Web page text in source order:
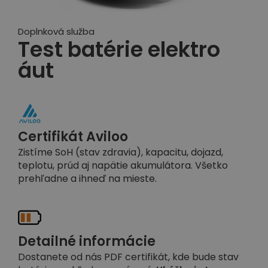
Doplnková služba
Test batérie elektro
áut
Certifikát Aviloo
Zistíme SoH (stav zdravia), kapacitu, dojazd,
teplotu, prúd aj napätie akumulátora. Všetko
prehľadne a ihneď na mieste.
Detailné informácie
Dostanete od nás PDF certifikát, kde bude stav